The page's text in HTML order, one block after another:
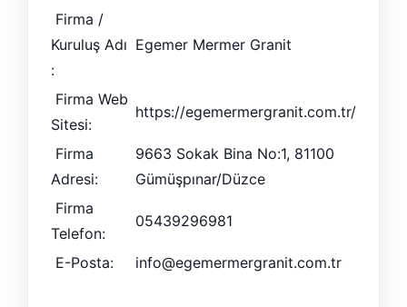
Firma /
Kuruluş Adı
:
Egemer Mermer Granit
Firma Web
Sitesi:
https://egemermergranit.com.tr/
Firma
Adresi:
9663 Sokak Bina No:1, 81100
Gümüşpınar/Düzce
Firma
Telefon:
05439296981
E-Posta: info@egemermergranit.com.tr